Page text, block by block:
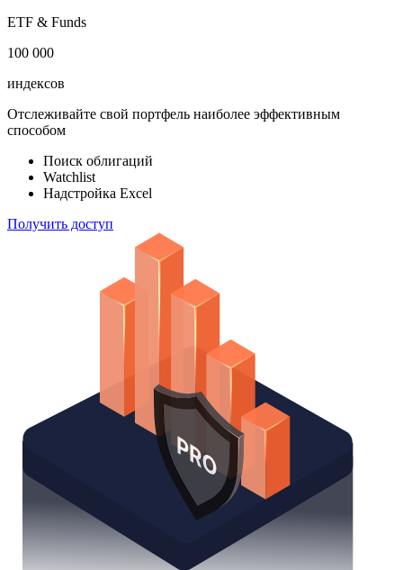
ETF & Funds
100 000
индексов
Отслеживайте свой портфель наиболее эффективным
способом
Поиск облигаций
Watchlist
Надстройка Excel
Получить доступ